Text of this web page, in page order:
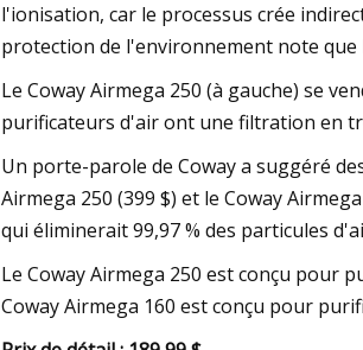
l'ionisation, car le processus crée
protection de l'environnement note
Le Coway Airmega 250 (à gauche) se
purificateurs d'air ont une filtration en
Un porte-parole de Coway a suggéré
Airmega 250 (399 $) et le Coway
qui éliminerait 99,97 % des particules
Le Coway Airmega 250 est conçu pour
Coway Airmega 160 est conçu pour